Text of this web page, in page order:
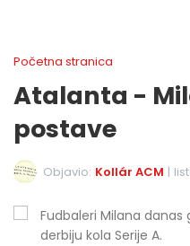
Početna stranica
Atalanta -
postave
Objavio: Kollár ACM |
Fudbaleri Milana
derbiju kola Serije A.